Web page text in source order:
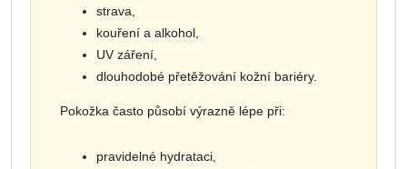
strava,
kouření a alkohol,
UV záření,
dlouhodobé přetěžování kožní bariéry.
Pokožka často působí výrazně lépe při:
pravidelné hydrataci,